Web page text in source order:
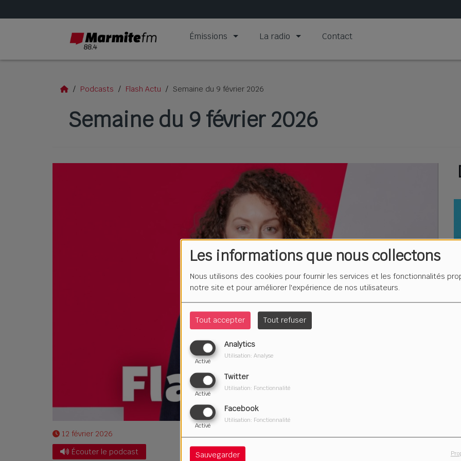
Les informations que nous collectons
Nous utilisons des cookies pour fournir les services et les fonctionnalités
notre site et pour améliorer l'expérience de nos utilisateurs.
Tout accepter Tout refuser
Analytics
Activé
Utilisation: Analyse
Twitter
Activé
Utilisation: Fonctionnalité
Facebook
Activé
Utilisation: Fonctionnalité
Sauvegarder
Émissions La radio Contact
Podcasts Flash Actu Semaine du 9 février 2026
Semaine du 9 février 2026
12 février 2026
Écouter le podcast